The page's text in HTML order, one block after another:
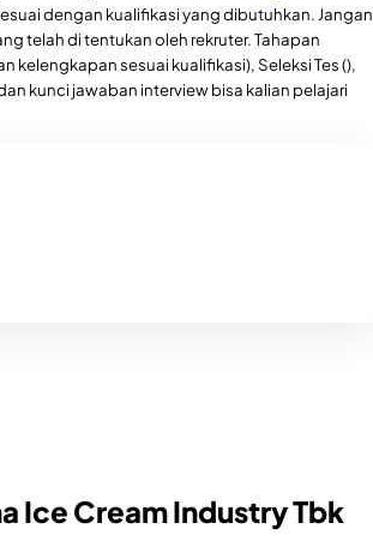
dengan kualifikasi yang dibutuhkan. Jangan
telah di tentukan oleh rekruter. Tahapan
kelengkapan sesuai kualifikasi), Seleksi Tes (),
kunci jawaban interview bisa kalian pelajari
Ice Cream Industry Tbk